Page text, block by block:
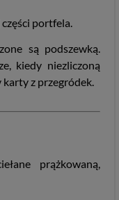
portfela.
są podszewką.
kiedy niezliczoną
z przegródek.
prążkowaną,